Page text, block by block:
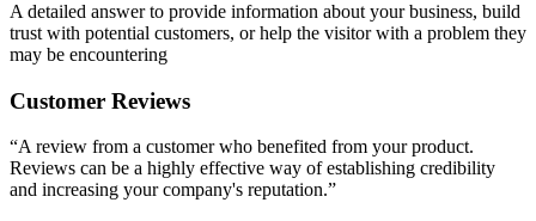
A detailed answer to provide information about your business, build
trust with potential customers, or help the visitor with a problem they
may be encountering
Customer Reviews
“A review from a customer who benefited from your product.
Reviews can be a highly effective way of establishing credibility
and increasing your company's reputation.”